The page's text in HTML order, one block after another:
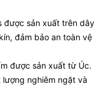
được sản xuất trên dây
đảm bảo an toàn vệ
được sản xuất từ Úc.
nghiêm ngặt và